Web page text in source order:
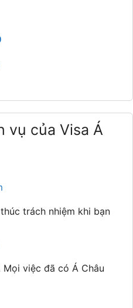
vụ của Visa Á
trách nhiệm khi bạn
việc đã có Á Châu